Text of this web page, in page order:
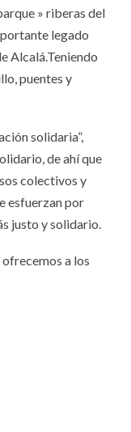
» riberas del
legado
Alcalá.Teniendo
puentes y
solidaria”,
de ahí que
colectivos y
esfuerzan por
justo y solidario.
ofrecemos a los